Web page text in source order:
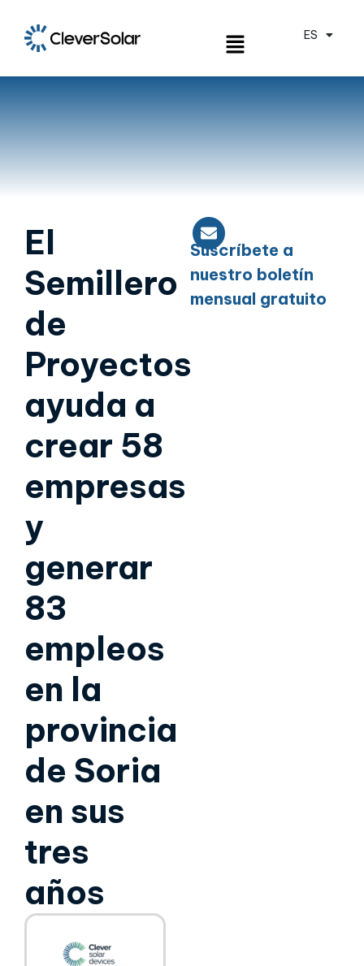
ES
EN
El
Semillero
de
Proyectos
ayuda a
crear 58
empresas
y
generar
83
empleos
en la
provincia
de Soria
en sus
tres
años
Suscríbete a
nuestro boletín
mensual gratuito